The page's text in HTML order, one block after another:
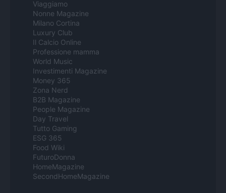
Viaggiamo
Nonne Magazine
Milano Cortina
Luxury Club
Il Calcio Online
Professione mamma
World Music
Investimenti Magazine
Money 365
Zona Nerd
B2B Magazine
People Magazine
Day Travel
Tutto Gaming
ESG 365
Food Wiki
FuturoDonna
HomeMagazine
SecondHomeMagazine